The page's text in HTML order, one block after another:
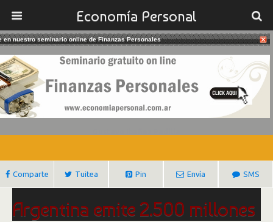
Economía Personal
05/10/2016
Argentina Capta 2.500 Millones De
Euros En Deuda
Comparte Tuitea Pin Envía SMS
Argentina emite 2.500 millones
en nuestro seminario online de Finanzas Personales